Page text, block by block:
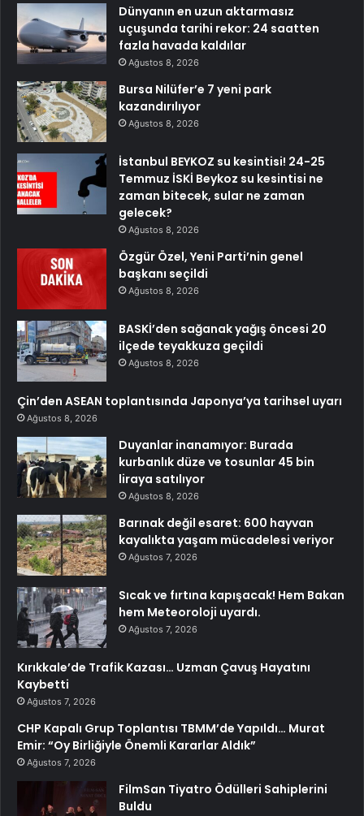
Dünyanın en uzun aktarmasız
uçuşunda tarihi rekor: 24 saatten
fazla havada kaldılar
Ağustos 8, 2026
Bursa Nilüfer’e 7 yeni park
kazandırılıyor
Ağustos 8, 2026
İstanbul BEYKOZ su kesintisi! 24-25
Temmuz İSKİ Beykoz su kesintisi ne
zaman bitecek, sular ne zaman
gelecek?
Ağustos 8, 2026
Özgür Özel, Yeni Parti’nin genel
başkanı seçildi
Ağustos 8, 2026
BASKİ’den sağanak yağış öncesi 20
ilçede teyakkuza geçildi
Ağustos 8, 2026
Çin’den ASEAN toplantısında Japonya’ya tarihsel uyarı
Ağustos 8, 2026
Duyanlar inanamıyor: Burada
kurbanlık düze ve tosunlar 45 bin
liraya satılıyor
Ağustos 8, 2026
Barınak değil esaret: 600 hayvan
kayalıkta yaşam mücadelesi veriyor
Ağustos 7, 2026
Sıcak ve fırtına kapışacak! Hem Bakan
hem Meteoroloji uyardı.
Ağustos 7, 2026
Kırıkkale’de Trafik Kazası… Uzman Çavuş Hayatını
Kaybetti
Ağustos 7, 2026
CHP Kapalı Grup Toplantısı TBMM’de Yapıldı… Murat
Emir: “Oy Birliğiyle Önemli Kararlar Aldık”
Ağustos 7, 2026
FilmSan Tiyatro Ödülleri Sahiplerini
Buldu